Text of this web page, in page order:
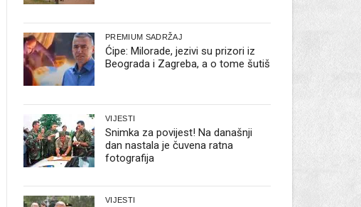
PREMIUM SADRŽAJ
Ćipe: Milorade, jezivi su prizori iz
Beograda i Zagreba, a o tome šutiš
VIJESTI
Snimka za povijest! Na današnji
dan nastala je čuvena ratna
fotografija
VIJESTI